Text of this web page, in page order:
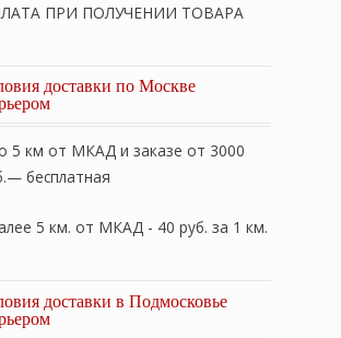
шерстяное тканое одеяло. 100%
ПРИ ПОЛУЧЕНИИ ТОВАРА
доставки по Москве
5 км от МКАД и заказе от 3000
бесплатная
5 км. от МКАД - 40 руб. за 1 км.
доставки в Подмосковье